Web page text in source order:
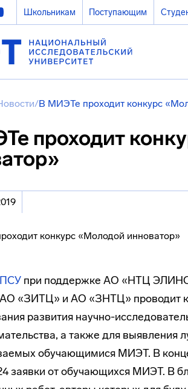
Школьникам Поступающим
/В МИЭТе проходит конкурс
проходит
при поддержке АО «НТЦ
«ЗИТЦ» и АО «ЗНТЦ» проводит
развития научно-
а также для выявления
обучающимися МИЭТ. В
заявки от обучающихся МИЭТ. В